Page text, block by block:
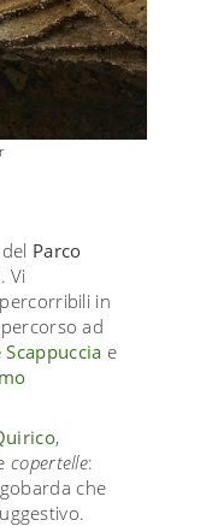
Parco
. Vi
in
ad
Scappuccia e
,
copertelle:
che